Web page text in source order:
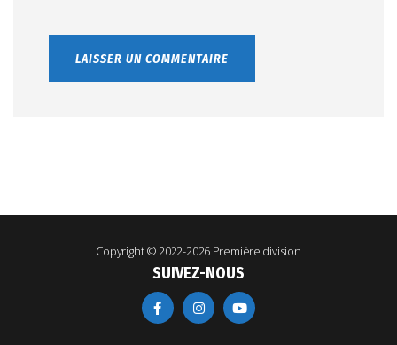
Copyright © 2022-2026 Première division
SUIVEZ-NOUS